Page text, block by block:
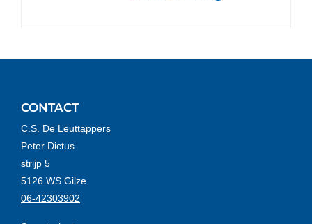
CONTACT
C.S. De Leuttappers
Peter Dictus
strijp 5
5126 WS Gilze
06-42303902